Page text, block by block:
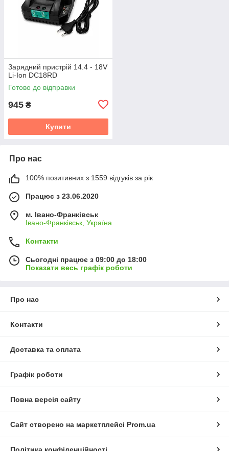
Зарядний пристрій 14.4 - 18V
Li-Ion DC18RD
Готово до відправки
945 ₴
Купити
Про нас
100% позитивних з 1559 відгуків за рік
Працює з 23.06.2020
м. Івано-Франківськ
Івано-Франківськ, Україна
Контакти
Сьогодні працює з 09:00 до 18:00
Показати весь графік роботи
Про нас
Контакти
Доставка та оплата
Графік роботи
Повна версія сайту
Сайт створено на маркетплейсі Prom.ua
Політика конфіденційності